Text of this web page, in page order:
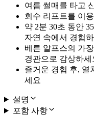
여름 썰매를 타고
회수 리프트를 이
약 2분 30초 동안
자연 속에서 경험
베른 알프스의 가
경관으로 감상하세
즐거운 경험 후, 열
세요
설명
포함 사항